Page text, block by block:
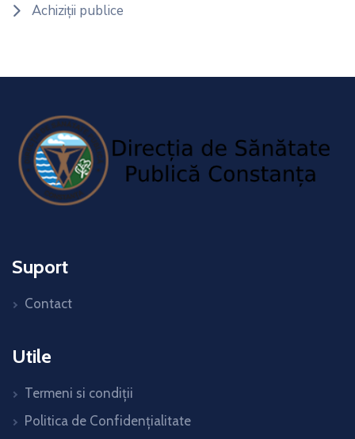
Achiziții publice
Suport
Contact
Utile
Termeni si condiții
Politica de Confidențialitate